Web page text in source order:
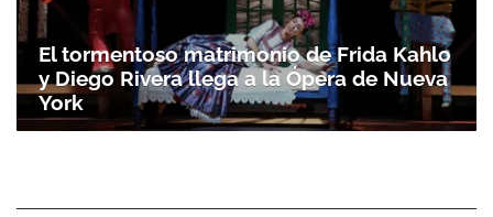
El tormentoso matrimonio de Frida Kahlo
y Diego Rivera llega a la Ópera de Nueva
York